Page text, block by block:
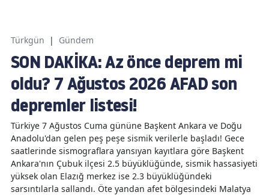
Türkgün | Gündem
SON DAKİKA: Az önce deprem mi
oldu? 7 Ağustos 2026 AFAD son
depremler listesi!
Türkiye 7 Ağustos Cuma gününe Başkent Ankara ve Doğu
Anadolu'dan gelen peş peşe sismik verilerle başladı! Gece
saatlerinde sismograflara yansıyan kayıtlara göre Başkent
Ankara'nın Çubuk ilçesi 2.5 büyüklüğünde, sismik hassasiyeti
yüksek olan Elazığ merkez ise 2.3 büyüklüğündeki
sarsıntılarla sallandı. Öte yandan afet bölgesindeki Malatya